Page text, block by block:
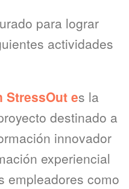
para lograr
actividades
StressOut es la
destinado a
innovador
experiencial
empleadores como